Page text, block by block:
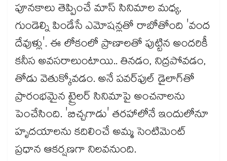
పూనకాలు తెప్పించే మాస్ సినిమాల మధ్య,
గుండెల్ని పిండేసే ఎమోషన్లతో రాబోతోంది 'వంద
దేవుళ్లు'. ఈ లోకంలో ప్రాణాలతో పుట్టిన అందరికీ
కనీస అవసరాలుంటాయి.. తినడం, నిద్రపోవడం,
తోడు వెతుక్కోవడం. అనే పవర్‌ఫుల్ డైలాగ్‌తో
ప్రారంభమైన ట్రైలర్ సినిమాపై అంచనాలను
పెంచేసింది. 'బిచ్చగాడు' తరహాలోనే ఇందులోనూ
హృదయాలను కదిలించే అమ్మ సెంటిమెంట్
ప్రధాన ఆకర్షణగా నిలవనుంది.